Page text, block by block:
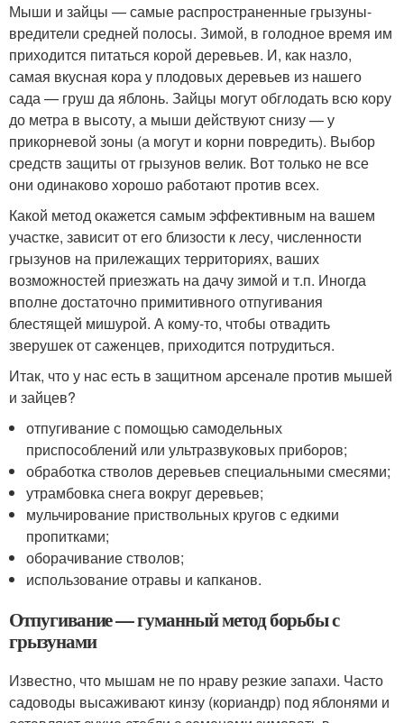
Мыши и зайцы — самые распространенные грызуны-
вредители средней полосы. Зимой, в голодное время им
приходится питаться корой деревьев. И, как назло,
самая вкусная кора у плодовых деревьев из нашего
сада — груш да яблонь. Зайцы могут обглодать всю кору
до метра в высоту, а мыши действуют снизу — у
прикорневой зоны (а могут и корни повредить). Выбор
средств защиты от грызунов велик. Вот только не все
они одинаково хорошо работают против всех.
Какой метод окажется самым эффективным на вашем
участке, зависит от его близости к лесу, численности
грызунов на прилежащих территориях, ваших
возможностей приезжать на дачу зимой и т.п. Иногда
вполне достаточно примитивного отпугивания
блестящей мишурой. А кому-то, чтобы отвадить
зверушек от саженцев, приходится потрудиться.
Итак, что у нас есть в защитном арсенале против мышей
и зайцев?
отпугивание с помощью самодельных
приспособлений или ультразвуковых приборов;
обработка стволов деревьев специальными смесями;
утрамбовка снега вокруг деревьев;
мульчирование приствольных кругов с едкими
пропитками;
оборачивание стволов;
использование отравы и капканов.
Отпугивание — гуманный метод борьбы с
грызунами
Известно, что мышам не по нраву резкие запахи. Часто
садоводы высаживают кинзу (кориандр) под яблонями и